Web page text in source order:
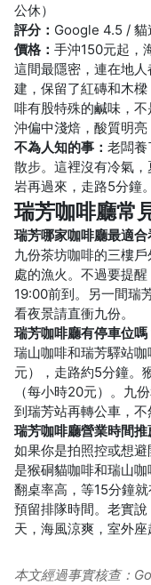
公休）
評分： Google 4.5 / 貓
價格： 手沖150元起，
這間最隱密，連在地
建，保留了紅磚和木
啡有股特殊的鹹味，
沖偏中淺焙，酸質明亮
不為人知的事： 老闆養
散步。這裡沒有冷氣
岩再過來，走路5分鐘。
瑞芳咖啡廳常
瑞芳哪家咖啡廳最適合
九份茶坊咖啡的三樓
處的漁火。不過要提
19:00前到。另一間瑞
看夜景請直衝九份。
瑞芳咖啡廳有停車位嗎
瑞山咖啡和瑞芳驛站
元），走路約5分鐘。
（每小時20元）。九
到瑞芳站再轉公車，不
瑞芳咖啡廳營業時間推
如果你是拍照控或想
是猴硐貓咖啡和瑞山
翻桌率高，等15分鐘
預留排隊時間。老實
天，海風涼爽，室外座
本文經過事實核查：